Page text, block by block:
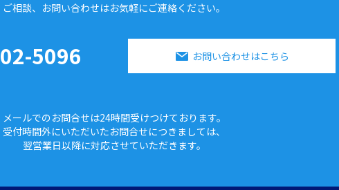
ご相談、お問い合わせはお気軽にご連絡ください。
5096 お問い合わせはこちら
メールでのお問合せは24時間受けつけております。
受付時間外にいただいたお問合せにつきましては、
翌営業日以降に対応させていただきます。